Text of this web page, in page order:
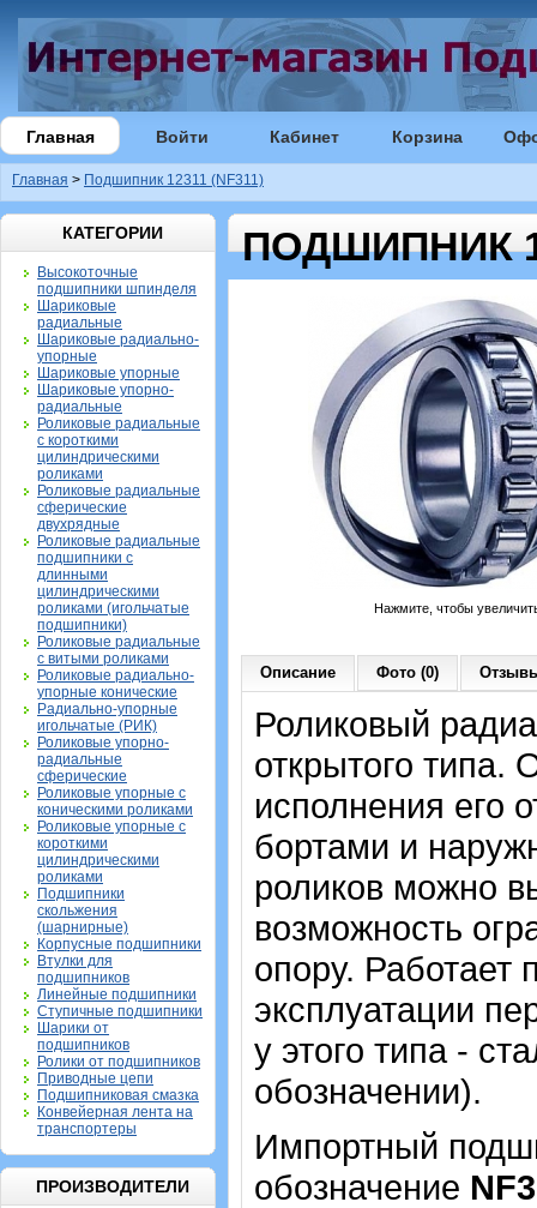
Главная Войти Кабинет Корзина
Главная > Подшипник 12311 (NF311)
КАТЕГОРИИ
Высокоточные
подшипники шпинделя
Шариковые
радиальные
Шариковые радиально-
упорные
Шариковые упорные
Шариковые упорно-
радиальные
Роликовые радиальные
с короткими
цилиндрическими
роликами
Роликовые радиальные
сферические
двухрядные
Роликовые радиальные
подшипники с
длинными
цилиндрическими
роликами (игольчатые
подшипники)
Роликовые радиальные
с витыми роликами
Роликовые радиально-
упорные конические
Радиально-упорные
игольчатые (РИК)
Роликовые упорно-
радиальные
сферические
Роликовые упорные с
коническими роликами
Роликовые упорные с
короткими
цилиндрическими
роликами
Подшипники
скольжения
(шарнирные)
Корпусные подшипники
Втулки для
подшипников
Линейные подшипники
Ступичные подшипники
Шарики от
подшипников
Ролики от подшипников
Приводные цепи
Подшипниковая смазка
Конвейерная лента на
транспортеры
ПРОИЗВОДИТЕЛИ
ПОДШИПНИК
Нажмите, чтобы
Описание Фото (0)
Роликовый
открытого типа.
исполнения его
бортами и
роликов можно
возможность
опору. Работает
эксплуатации
у этого типа -
обозначении).
Импортный
обозначение